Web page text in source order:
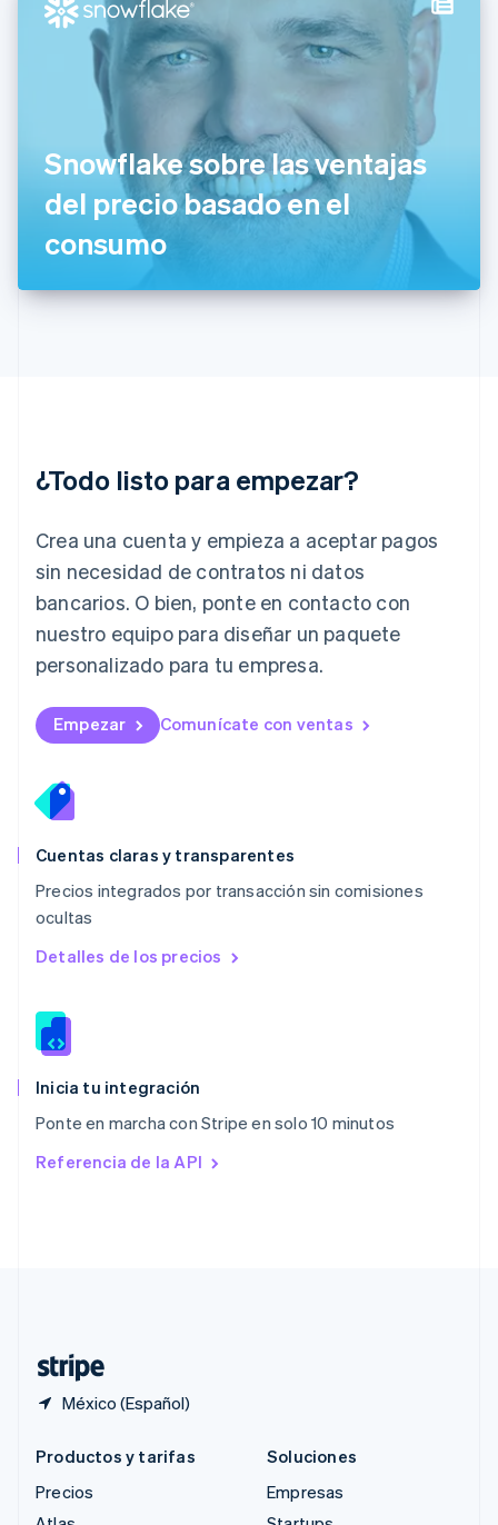
Snowflake sobre las ventajas
del precio basado en el
consumo
¿Todo listo para empezar?
Crea una cuenta y empieza a aceptar pagos
sin necesidad de contratos ni datos
bancarios. O bien, ponte en contacto con
nuestro equipo para diseñar un paquete
personalizado para tu empresa.
Empezar Comunícate con ventas
Cuentas claras y transparentes
Precios integrados por transacción sin comisiones
ocultas
Detalles de los precios
Inicia tu integración
Ponte en marcha con Stripe en solo 10 minutos
Referencia de la API
México (Español)
Estonia
English
Finlandia
English Svenska
Francia
Français
Gibraltar
English
Grecia
English
Hungría
India
Letonia
English
Deutsch English
Lituania
English
Luxemburgo
FrançaisDeutsch English
English 简体中文
English
México
Noruega
English
English
NederlandsEnglish
Polonia
English
RAE de Hong Kong, China
Reino Unido
English
English
English
Productos y tarifas
Precios
Soluciones
Empresas